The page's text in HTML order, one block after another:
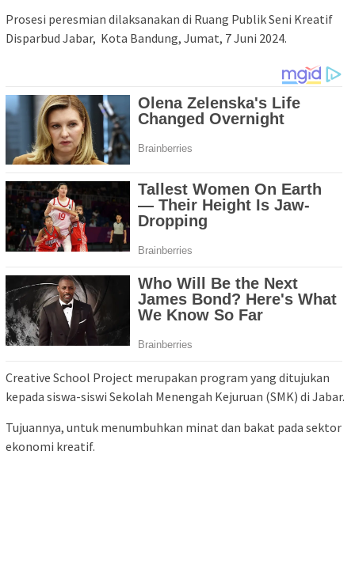
Prosesi peresmian dilaksanakan di Ruang Publik Seni Kreatif
Disparbud Jabar, Kota Bandung, Jumat, 7 Juni 2024.
Creative School Project merupakan program yang ditujukan
kepada siswa-siswi Sekolah Menengah Kejuruan (SMK) di Jabar.
Tujuannya, untuk menumbuhkan minat dan bakat pada sektor
ekonomi kreatif.